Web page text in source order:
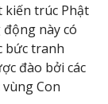
kiến trúc Phật
này có
bức tranh
đào bởi các
Con